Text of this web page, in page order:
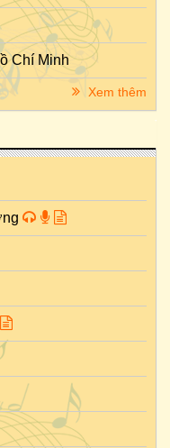
Chí Minh
Xem thêm